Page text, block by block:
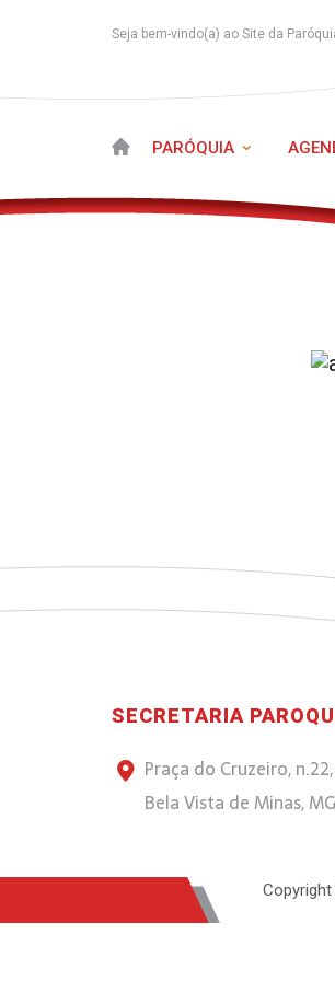
Seja bem-vindo(a) ao Site da
PARÓQUIA
SECRETARIA
Praça do Cruzeiro,
Bela Vista de Minas,